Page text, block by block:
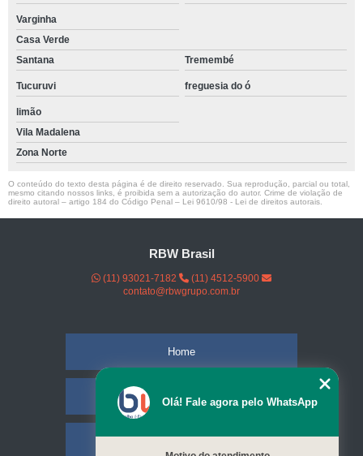
Varginha
Casa Verde
Santana
Tremembé
Tucuruvi freguesia do ó
limão
Vila Madalena
Zona Norte
O conteúdo do texto desta página é de direito reservado. Sua reprodução, parcial ou total,
mesmo citando nossos links, é proibida sem a autorização do autor. Crime de violação de
direito autoral – artigo 184 do Código Penal – Lei 9610/98 - Lei de direitos autorais
RBW Brasil
(11) 93021-7182
(11) 4512-5900
contato@rbwgrupo.com.br
Home
Empresa
Olá! Fale agora pelo WhatsApp